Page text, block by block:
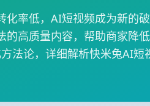
化率低，AI短视频成为新的
的高质量内容，帮助商家降
法论，详细解析快米兔AI短